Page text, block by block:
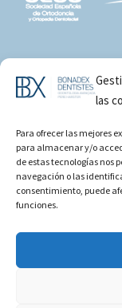
las
Para ofrecer las mejores
para almacenar y/o
de estas tecnologías nos
navegación o las
consentimiento, puede
funciones.